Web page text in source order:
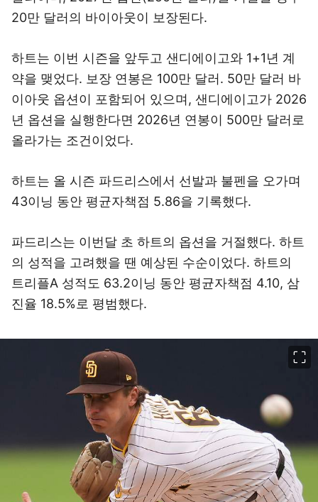
20만 달러의 바이아웃이 보장된다.
하트는 이번 시즌을 앞두고 샌디에이고와 1+1년 계
약을 맺었다. 보장 연봉은 100만 달러. 50만 달러 바
이아웃 옵션이 포함되어 있으며, 샌디에이고가 2026
년 옵션을 실행한다면 2026년 연봉이 500만 달러로
올라가는 조건이었다.
하트는 올 시즌 파드리스에서 선발과 불펜을 오가며
43이닝 동안 평균자책점 5.86을 기록했다.
파드리스는 이번달 초 하트의 옵션을 거절했다. 하트
의 성적을 고려했을 땐 예상된 수순이었다. 하트의
트리플A 성적도 63.2이닝 동안 평균자책점 4.10, 삼
진율 18.5%로 평범했다.